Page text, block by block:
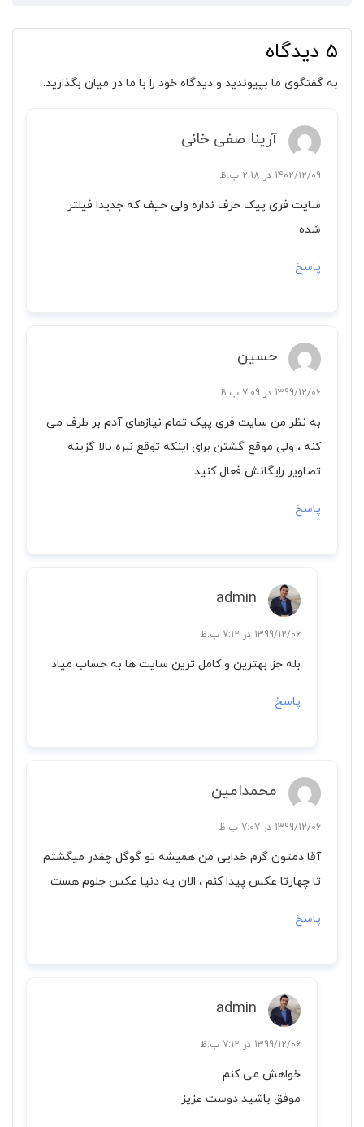
5 دیدگاه
به گفتگوی ما بپیوندید و دیدگاه خود را با ما در میان بگذارید.
آرینا صفی خانی
1402/12/09 در 2:18 ب.ظ
سایت فری پیک حرف نداره ولی حیف که جدیدا فیلتر
شده
پاسخ
حسین
1399/12/06 در 7:09 ب.ظ
به نظر من سایت فری پیک تمام نیازهای آدم بر طرف می
کنه ، ولی موقع گشتن برای اینکه توقع نبره بالا گزینه
تصاویر رایگانش فعال کنید
پاسخ
admin
1399/12/06 در 7:12 ب.ظ
بله جز بهترین و کامل ترین سایت ها به حساب میاد
پاسخ
محمدامین
1399/12/06 در 7:07 ب.ظ
آقا دمتون گرم خدایی من همیشه تو گوگل چقدر میگشتم
تا چهارتا عکس پیدا کنم ، الان یه دنیا عکس جلوم هست
پاسخ
admin
1399/12/06 در 7:12 ب.ظ
خواهش می کنم
موفق باشید دوست عزیز